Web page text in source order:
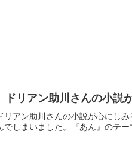
ドリアン助川さんの小説
リアン助川さんの小説が心にし
でしまいました。『あん』のテ